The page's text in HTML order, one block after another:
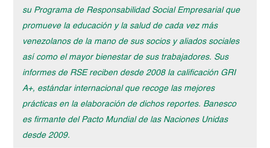
su Programa de Responsabilidad Social Empresarial que
promueve la educación y la salud de cada vez más
venezolanos de la mano de sus socios y aliados sociales
así como el mayor bienestar de sus trabajadores. Sus
informes de RSE reciben desde 2008 la calificación GRI
A+, estándar internacional que recoge las mejores
prácticas en la elaboración de dichos reportes. Banesco
es firmante del Pacto Mundial de las Naciones Unidas
desde 2009.